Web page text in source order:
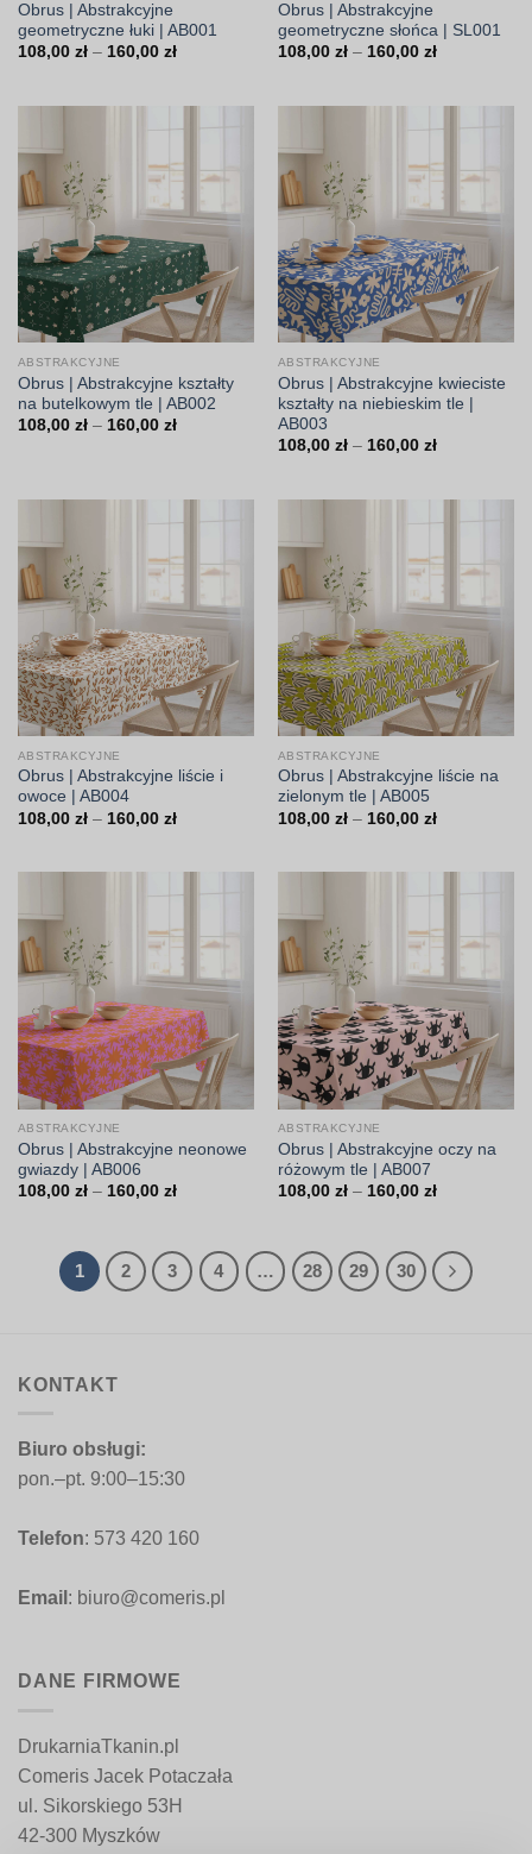
Obrus | Abstrakcyjne
geometryczne łuki | AB001
108,00 zł – 160,00 złZakres
160,00 zł
Obrus | Abstrakcyjne
geometryczne słońca | SL001
108,00 zł – 160,00 złZakres
160,00 zł
ABSTRAKCYJNE
Obrus | Abstrakcyjne kształty
na butelkowym tle | AB002
108,00 zł – 160,00 złZakres
160,00 zł
ABSTRAKCYJNE
Obrus | Abstrakcyjne kwieciste
kształty na niebieskim tle |
AB003
108,00 zł – 160,00 złZakres
160,00 zł
ABSTRAKCYJNE
Obrus | Abstrakcyjne liście i
owoce | AB004
108,00 zł – 160,00 złZakres
160,00 zł
ABSTRAKCYJNE
Obrus | Abstrakcyjne liście na
zielonym tle | AB005
108,00 zł – 160,00 złZakres
160,00 zł
ABSTRAKCYJNE
Obrus | Abstrakcyjne neonowe
gwiazdy | AB006
108,00 zł – 160,00 złZakres
do
160,00 zł
ABSTRAKCYJNE
Obrus | Abstrakcyjne oczy na
różowym tle | AB007
108,00 zł – 160,00 złZakres
do
160,00 zł
1 2 3 4 … 28 29 30
KONTAKT
Biuro obsługi:
pon.–pt. 9:00–15:30
Telefon: 573 420 160
Email : biuro@comeris.pl
DANE FIRMOWE
DrukarniaTkanin.pl
Comeris Jacek Potaczała
ul. Sikorskiego 53H
42-300 Myszków